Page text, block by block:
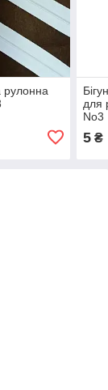
рулонна
для
No3
5 ₴